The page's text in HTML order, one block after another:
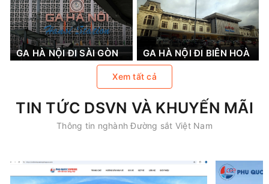
GA HÀ NỘI ĐI SÀI GÒN GA HÀ NỘI ĐI BIÊN HOÀ
Xem tất cả
TIN TỨC DSVN VÀ KHUYẾN MÃI
Thông tin nghành Đường sắt Việt Nam